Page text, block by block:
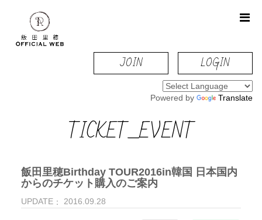
JOIN LOGIN
Powered by Translate
TICKET_EVENT
飯田里穂Birthday TOUR2016in韓国 日本国内
からのチケット購入のご案内
UPDATE 2016.09.28